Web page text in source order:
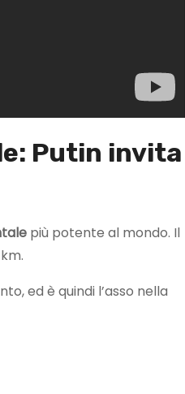
Putin invita
più potente al mondo. Il
ed è quindi l’asso nella